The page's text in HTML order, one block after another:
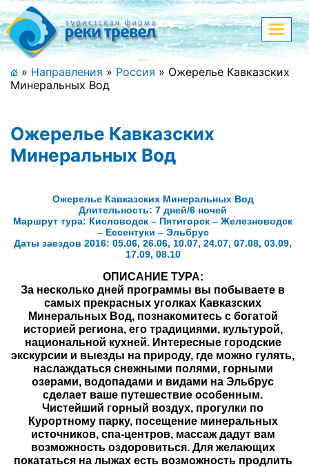
Меню
+7 (911) 182-44-68
Адрес офиса, контакты
Полная версия сайта
Спецпредложения
Праздничные туры
Страны и направления
Поиск тура
Туры по России
Автобусные туры
Круизы
Туры на пароме
Авиабилеты
меню
» Направления » Россия » Ожерелье Кавказских
Минеральных Вод
Ожерелье Кавказских
Минеральных Вод
Ожерелье Кавказских Минеральных Вод
Длительность: 7 дней/6 ночей
Маршрут тура: Кисловодск – Пятигорск – Железноводск
– Ессентуки – Эльбрус
Даты заездов 2016: 05.06, 26.06, 10.07, 24.07, 07.08, 03.09,
17.09, 08.10
ОПИСАНИЕ ТУРА:
За несколько дней программы вы побываете в
самых прекрасных уголках Кавказских
Минеральных Вод, познакомитесь с богатой
историей региона, его традициями, культурой,
национальной кухней. Интересные городские
экскурсии и выезды на природу, где можно гулять,
наслаждаться снежными полями, горными
озерами, водопадами и видами на Эльбрус
сделает ваше путешествие особенным.
Чистейший горный воздух, прогулки по
Курортному парку, посещение минеральных
источников, спа-центров, массаж дадут вам
возможность оздоровиться. Для желающих
покататься на лыжах есть возможность продлить